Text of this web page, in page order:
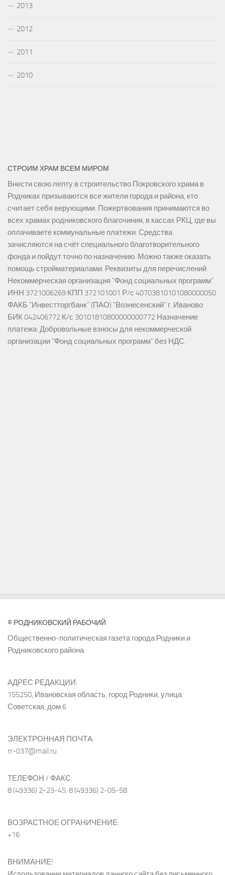
2013
2012
2011
2010
СТРОИМ ХРАМ ВСЕМ МИРОМ
Внести свою лепту в строительство Покровского храма в
Родниках призываются все жители города и района, кто
считает себя верующими. Пожертвования принимаются во
всех храмах родниковского благочиния, в кассах РКЦ, где вы
оплачиваете коммунальные платежи. Средства
зачисляются на счёт специального благотворительного
фонда и пойдут точно по назначению. Можно также оказать
помощь стройматериалами. Реквизиты для перечислений
Некоммерческая организация "Фонд социальных программ"
ИНН 3721006269 КПП 372101001 Р/с 40703810101080000050
ФАКБ "Инвестторгбанк" (ПАО) "Вознесенский" г. Иваново
БИК 042406772 К/с 30101810800000000772 Назначение
платежа: Добровольные взносы для некоммерческой
организации "Фонд социальных программ" без НДС.
© РОДНИКОВСКИЙ РАБОЧИЙ
Общественно-политическая газета города Родники и
Родниковского района
АДРЕС РЕДАКЦИИ:
155250, Ивановская область, город Родники, улица
Советская, дом 6
ЭЛЕКТРОННАЯ ПОЧТА:
rr-037@mail.ru
ТЕЛЕФОН / ФАКС:
8 (49336) 2-23-45, 8 (49336) 2-05-58
ВОЗРАСТНОЕ ОГРАНИЧЕНИЕ:
+16
ВНИМАНИЕ!